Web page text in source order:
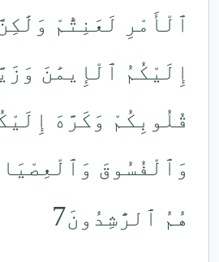
ٱلْأَمْرِ لَعَنِتُّمْ
إِلَيْكُمُ ٱلْإِيمَٰنَ
قُلُوبِكُمْ وَكَرَّهَ
وَٱلْفُسُوقَ
هُمُ ٱلرَّٰشِدُونَ7